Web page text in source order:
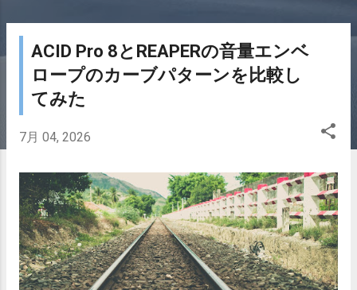
ACID Pro 8とREAPERの音量エンベ
ロープのカーブパターンを比較し
てみた
7月 04, 2026